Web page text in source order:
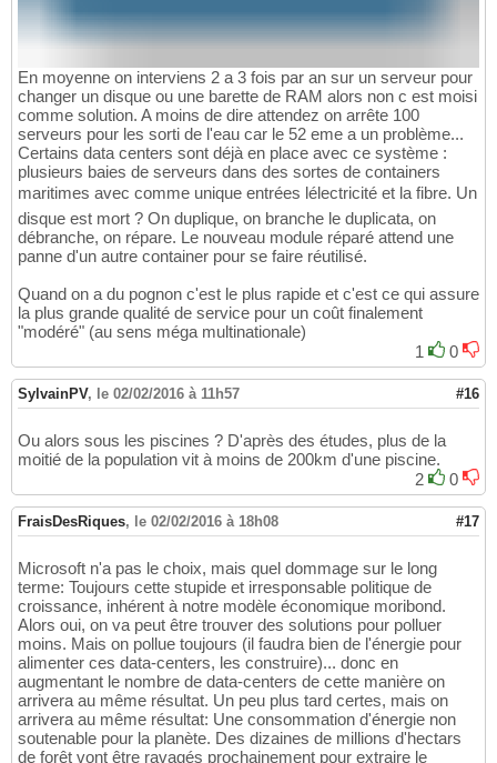
En moyenne on interviens 2 a 3 fois par an sur un serveur pour
changer un disque ou une barette de RAM alors non c est moisi
comme solution. A moins de dire attendez on arrête 100
serveurs pour les sorti de l'eau car le 52 eme a un problème...
Certains data centers sont déjà en place avec ce système :
plusieurs baies de serveurs dans des sortes de containers
maritimes avec comme unique entrées lélectricité et la fibre. Un
disque est mort ? On duplique, on branche le duplicata, on
débranche, on répare. Le nouveau module réparé attend une
panne d'un autre container pour se faire réutilisé.
Quand on a du pognon c'est le plus rapide et c'est ce qui assure
la plus grande qualité de service pour un coût finalement
"modéré" (au sens méga multinationale)
1
0
SylvainPV, le 02/02/2016 à 11h57 #16
Ou alors sous les piscines ? D'après des études, plus de la
moitié de la population vit à moins de 200km d'une piscine.
2
0
FraisDesRiques, le 02/02/2016 à 18h08 #17
Microsoft n'a pas le choix, mais quel dommage sur le long
terme: Toujours cette stupide et irresponsable politique de
croissance, inhérent à notre modèle économique moribond.
Alors oui, on va peut être trouver des solutions pour polluer
moins. Mais on pollue toujours (il faudra bien de l'énergie pour
alimenter ces data-centers, les construire)... donc en
augmentant le nombre de data-centers de cette manière on
arrivera au même résultat. Un peu plus tard certes, mais on
arrivera au même résultat: Une consommation d'énergie non
soutenable pour la planète. Des dizaines de millions d'hectars
de forêt vont être ravagés prochainement pour extraire le